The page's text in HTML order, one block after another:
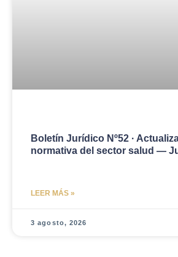
Boletín Jurídico Nº52 ·
normativa del sector salud —
LEER MÁS »
3 agosto, 2026